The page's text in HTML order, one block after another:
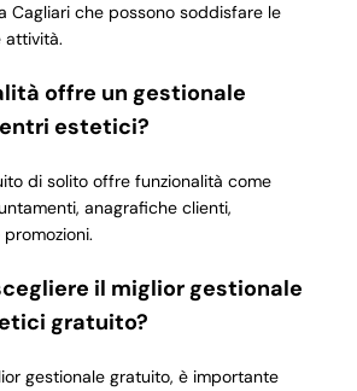
Cagliari che possono soddisfare le
attività.
offre un gestionale
estetici?
di solito offre funzionalità come
anagrafiche clienti,
il miglior gestionale
gratuito?
gestionale gratuito, è importante